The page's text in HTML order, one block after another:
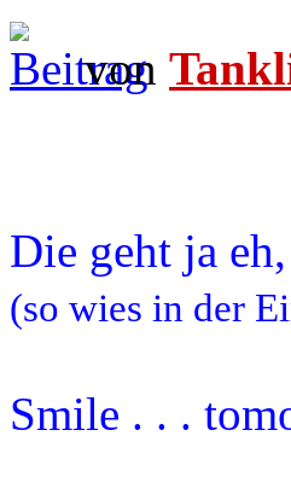
von
Die geht ja
(so wies in der
Smile . . .